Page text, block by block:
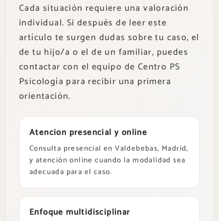
Cada situación requiere una valoración
individual. Si después de leer este
artículo te surgen dudas sobre tu caso, el
de tu hijo/a o el de un familiar, puedes
contactar con el equipo de Centro PS
Psicología para recibir una primera
orientación.
Atención presencial y online
Consulta presencial en Valdebebas, Madrid,
y atención online cuando la modalidad sea
adecuada para el caso.
Enfoque multidisciplinar